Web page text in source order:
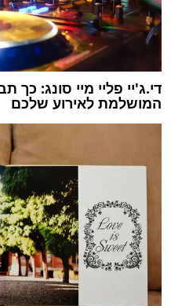
די.ג'יי פליי מיי סונג:
המושלמת לאירוע שלכם